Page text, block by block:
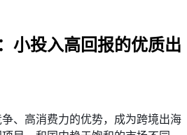
小投入高回报的优质出
、高消费力的优势，成为跨境出海